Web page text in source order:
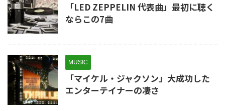
「LED ZEPPELIN 代表曲」最初に聴く
ならこの7曲
MUSIC
「マイケル・ジャクソン」大成功した
エンターテイナーの凄さ